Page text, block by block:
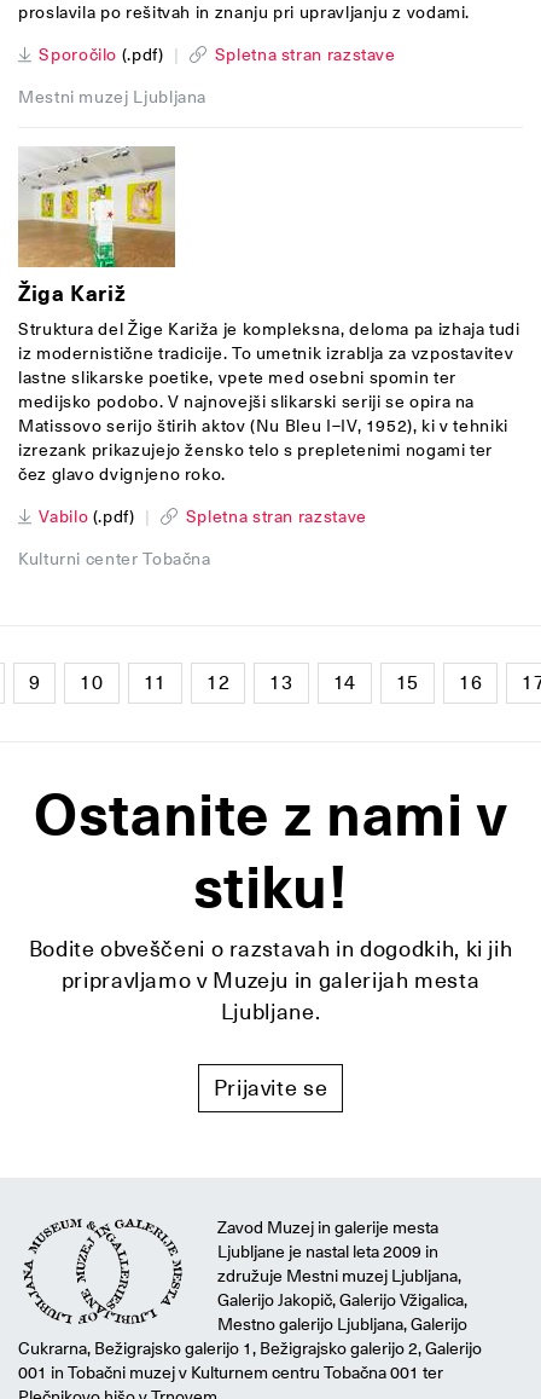
proslavila po rešitvah in znanju pri upravljanju z vodami.
Sporočilo (.pdf) |
Spletna stran razstave
Mestni muzej Ljubljana
Žiga Kariž
Struktura del Žige Kariža je kompleksna, deloma pa izhaja tudi
iz modernistične tradicije. To umetnik izrablja za vzpostavitev
lastne slikarske poetike, vpete med osebni spomin ter
medijsko podobo. V najnovejši slikarski seriji se opira na
Matissovo serijo štirih aktov (Nu Bleu I–IV, 1952), ki v tehniki
izrezank prikazujejo žensko telo s prepletenimi nogami ter
čez glavo dvignjeno roko.
Vabilo (.pdf) |
Spletna stran razstave
Kulturni center Tobačna
9 10 11 12 13 14 15 16
Ostanite z nami v
stiku!
Bodite obveščeni o razstavah in dogodkih, ki jih
pripravljamo v Muzeju in galerijah mesta
Ljubljane.
Prijavite se
Zavod Muzej in galerije mesta
Ljubljane je nastal leta 2009 in
združuje Mestni muzej Ljubljana,
Galerijo Jakopič, Galerijo Vžigalica,
Mestno galerijo Ljubljana, Galerijo
Cukrarna, Bežigrajsko galerijo 1, Bežigrajsko galerijo 2, Galerijo
001 in Tobačni muzej v Kulturnem centru Tobačna 001 ter